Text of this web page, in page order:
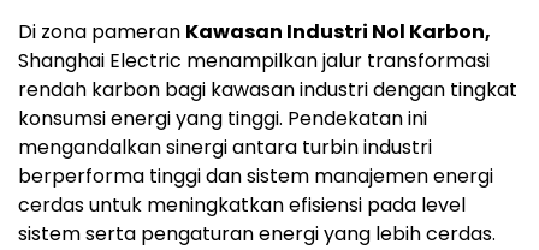
Di zona pameran Kawasan Industri Nol Karbon,
Shanghai Electric menampilkan jalur transformasi
rendah karbon bagi kawasan industri dengan tingkat
konsumsi energi yang tinggi. Pendekatan ini
mengandalkan sinergi antara turbin industri
berperforma tinggi dan sistem manajemen energi
cerdas untuk meningkatkan efisiensi pada level
sistem serta pengaturan energi yang lebih cerdas.